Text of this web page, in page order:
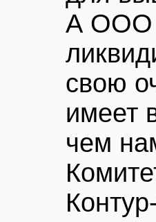
А ООО
свою
имеет
чем